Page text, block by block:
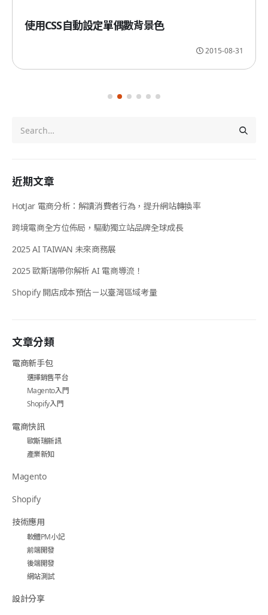
2015-08-31
使用CSS自動設定單偶數背景色
近期文章
HotJar 電商分析：解讀消費者行為，提升網站轉換率
跨境電商全方位佈局，驅動獨立站品牌全球成長
2025 AI TAIWAN 未來商務展
2025 歐斯瑞帶你解析 AI 電商導流！
Shopify 開店成本預估－以臺灣區域考量
文章分類
電商新手包
選擇銷售平台
Magento入門
Shopify入門
電商快訊
歐斯瑞新訊
產業新知
Magento
Shopify
技術應用
軟體PM小記
前端開發
後端開發
網站測試
設計分享